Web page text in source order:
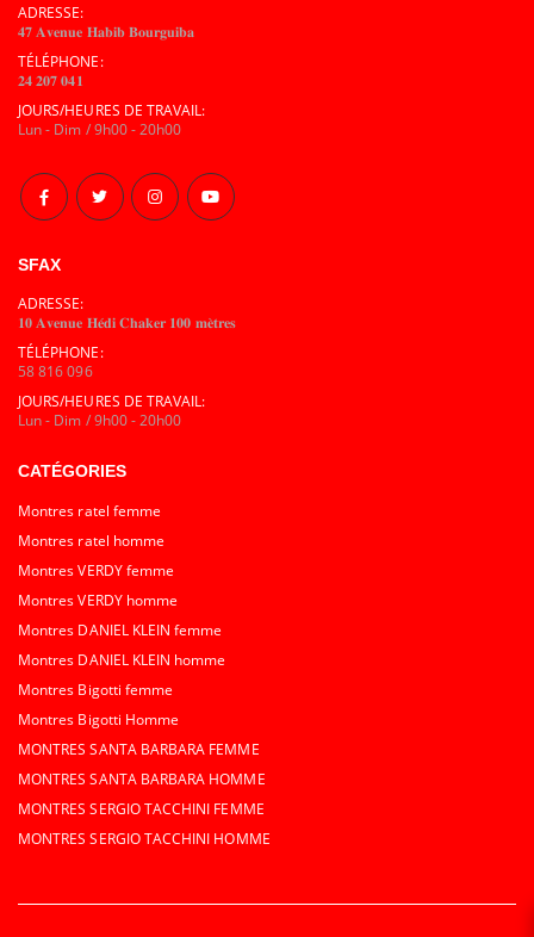
ADRESSE:
𝟒𝟕 𝐀𝐯𝐞𝐧𝐮𝐞 𝐇𝐚𝐛𝐢𝐛 𝐁𝐨𝐮𝐫𝐠𝐮𝐢𝐛𝐚
TÉLÉPHONE:
𝟐𝟒 𝟐𝟎𝟕 𝟎𝟒𝟏
JOURS/HEURES DE TRAVAIL:
Lun - Dim / 9h00 - 20h00
SFAX
ADRESSE:
𝟏𝟎 𝐀𝐯𝐞𝐧𝐮𝐞 𝐇𝐞́𝐝𝐢 𝐂𝐡𝐚𝐤𝐞𝐫 𝟏𝟎𝟎 𝐦𝐞̀𝐭𝐫𝐞𝐬
TÉLÉPHONE:
58 816 096
JOURS/HEURES DE TRAVAIL:
Lun - Dim / 9h00 - 20h00
CATÉGORIES
Montres ratel femme
Montres ratel homme
Montres VERDY femme
Montres VERDY homme
Montres DANIEL KLEIN femme
Montres DANIEL KLEIN homme
Montres Bigotti femme
Montres Bigotti Homme
MONTRES SANTA BARBARA FEMME
MONTRES SANTA BARBARA HOMME
MONTRES SERGIO TACCHINI FEMME
MONTRES SERGIO TACCHINI HOMME